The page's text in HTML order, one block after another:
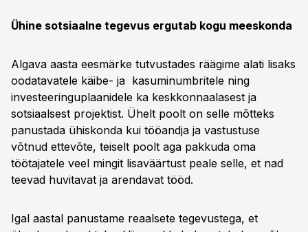
Ühine sotsiaalne tegevus ergutab kogu meeskonda
Algava aasta eesmärke tutvustades räägime alati lisaks
oodatavatele käibe- ja kasuminumbritele ning
investeeringuplaanidele ka keskkonnaalasest ja
sotsiaalsest projektist. Ühelt poolt on selle mõtteks
panustada ühiskonda kui tööandja ja vastustuse
võtnud ettevõte, teiselt poolt aga pakkuda oma
töötajatele veel mingit lisaväärtust peale selle, et nad
teevad huvitavat ja arendavat tööd.
Igal aastal panustame reaalsete tegevustega, et